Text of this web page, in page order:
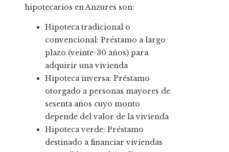
hipotecarios en Anzures son:
Hipoteca tradicional o
convencional: Préstamo a largo
plazo (veinte-30 años) para
adquirir una vivienda
Hipoteca inversa: Préstamo
otorgado a personas mayores de
sesenta años cuyo monto
depende del valor de la vivienda
Hipoteca verde: Préstamo
destinado a financiar viviendas